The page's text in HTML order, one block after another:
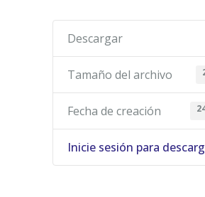
Descargar
Tamaño del archivo
Fecha de creación
Inicie sesión para